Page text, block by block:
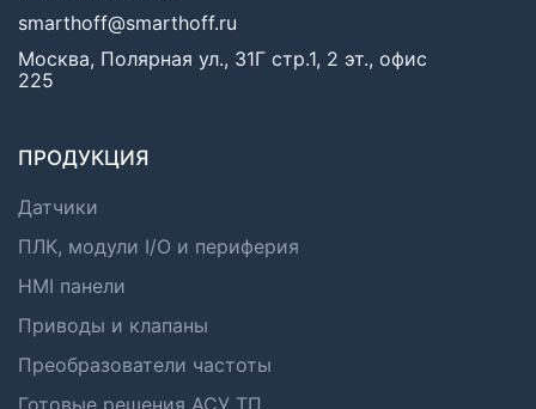
smarthoff@smarthoff.ru
Москва, Полярная ул., 31Г стр.1, 2 эт., офис
225
ПРОДУКЦИЯ
Датчики
ПЛК, модули I/O и периферия
HMI панели
Приводы и клапаны
Преобразователи частоты
Готовые решения АСУ ТП